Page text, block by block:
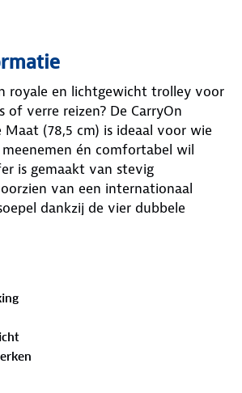
royale en lichtgewicht trolley voor
of verre reizen? De CarryOn
Maat (78,5 cm) is ideaal voor wie
én comfortabel wil
is gemaakt van stevig
van een internationaal
dankzij de vier dubbele
perfect voor zorgeloos
Vier dubbele ‘silent wheels’ en
graden ‘silent wheels’ maken
Heerlijk soepel en stil neem
aan het doordachte handvat mee.